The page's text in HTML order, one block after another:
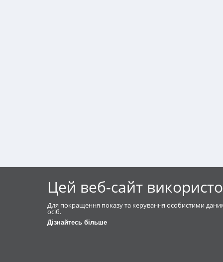
Цей веб-сайт
Для покращення показу та керування особистими
осіб.
Дізнайтесь більше